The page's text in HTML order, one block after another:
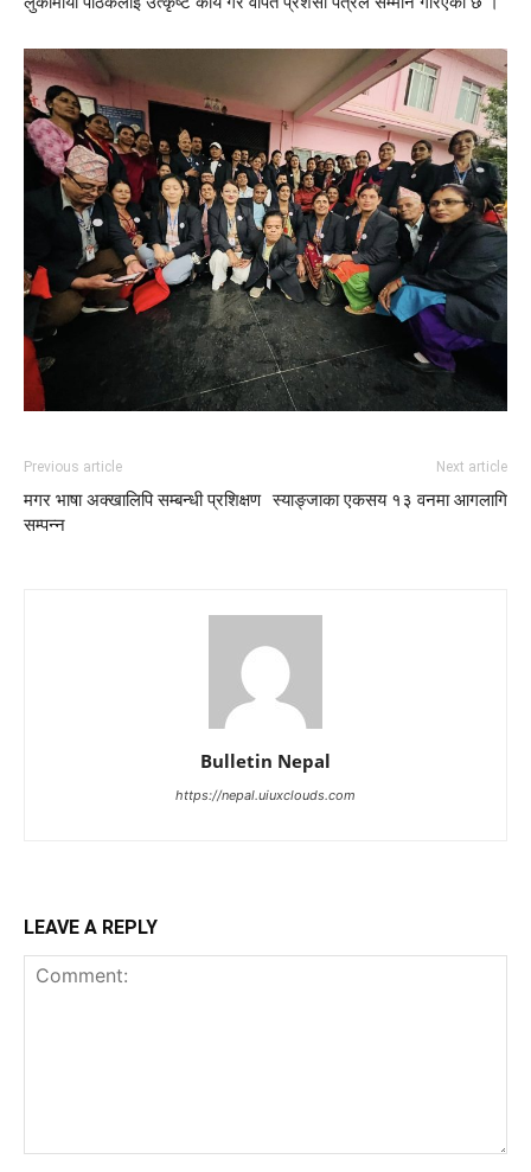
Previous article
मगर भाषा अक्खालिपि सम्बन्धी प्रशिक्षण
सम्पन्न
Next article
स्याङ्जाका एकसय १३ वनमा आगलागि
Bulletin Nepal
https://nepal.uiuxclouds.com
LEAVE A REPLY